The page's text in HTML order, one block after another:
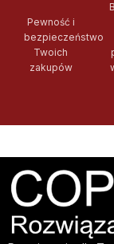
Pewność i
bezpieczeństwo
Twoich
zakupów